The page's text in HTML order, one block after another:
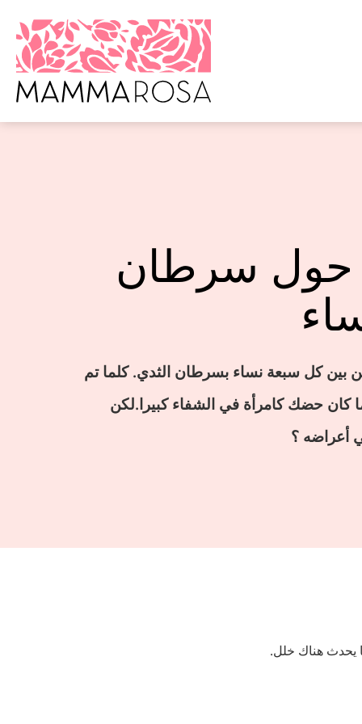
حول سرطان
بين كل سبعة نساء بسرطان الثدي. كلما تم
كان حضك كامرأة في الشفاء كبيرا.لكن
يحدث هناك خلل.